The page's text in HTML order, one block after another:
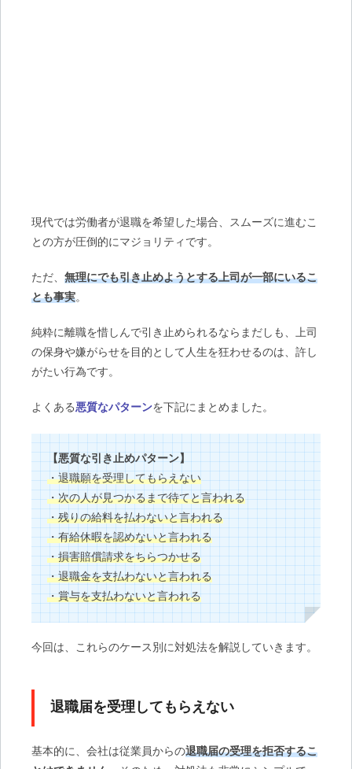
現代では労働者が退職を希望した場合、スムーズに進むこ
との方が圧倒的にマジョリティです。
ただ、 無理にでも引き止めようとする上司が一部にいるこ
とも事実。
純粋に離職を惜しんで引き止められるならまだしも、上司
の保身や嫌がらせを目的として人生を狂わせるのは、許し
がたい行為です。
よくある 悪質なパターンを下記にまとめました。
【悪質な引き止めパターン】
・退職願を受理してもらえない
・次の人が見つかるまで待てと言われる
・残りの給料を払わないと言われる
・有給休暇を認めないと言われる
・損害賠償請求をちらつかせる
・退職金を支払わないと言われる
・賞与を支払わないと言われる
今回は、これらのケース別に対処法を解説していきます。
退職届を受理してもらえない
基本的に、会社は従業員からの退職届の受理を拒否するこ